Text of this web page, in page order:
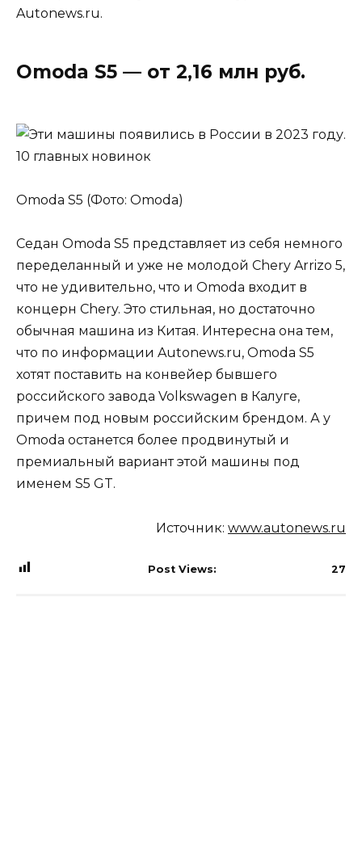
Autonews.ru.
Omoda S5 — от 2,16 млн руб.
Omoda S5 (Фото: Omoda)
Седан Omoda S5 представляет из себя немного
переделанный и уже не молодой Chery Arrizo 5,
что не удивительно, что и Omoda входит в
концерн Chery. Это стильная, но достаточно
обычная машина из Китая. Интересна она тем,
что по информации Autonews.ru, Omoda S5
хотят поставить на конвейер бывшего
российского завода Volkswagen в Калуге,
причем под новым российским брендом. А у
Omoda останется более продвинутый и
премиальный вариант этой машины под
именем S5 GT.
Источник: www.autonews.ru
Post Views: 27